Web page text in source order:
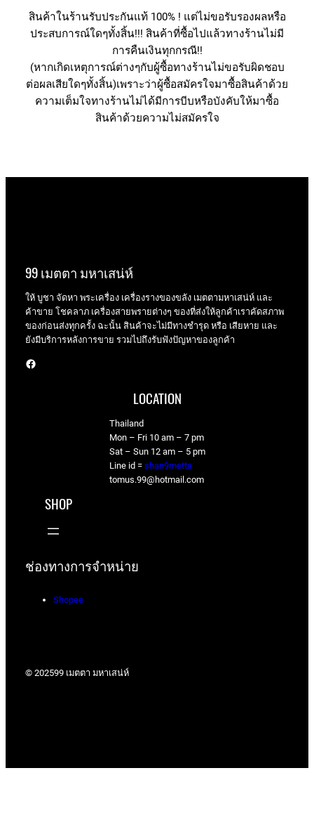
สินค้าในร้านรับประกันแท้ 100% ! แต่ไม่ขอรับรองผลหรือ
ประสบการณ์ใดๆทั้งสิ้น!!! สินค้าที่ซื้อไปแล้วทางร้านไม่มี
การคืนเงินทุกกรณี!!
(หากเกิดเหตุการณ์ต่างๆกับผู้ซื้​อทางร้านไม่ขอรับผิดชอบ
ต่อผลเสียใดๆทั้งสิ้น)เพราะว่าผู้ซื้อสมัครใจมาซื้อสินค้าด้วย
ความเต็มใจทางร้านไม่ได้มีการบีบหรือบังคับให้มาซื้อ
สินค้าด้วยความไม่สมัครใจ
99 เมตตา มหาเสน่ห์
ให้ บูชา จัดหา พระเครื่อง เครื่องรางของขลัง เมตตามหาเสน่ห์ และ
ค้าขาย โชคลาภ เครื่องสายพรายต่างๆ ของที่ส่งให้ลูกค้าเราคัดสภาพ
ของก่อนส่งทุกครั้ง ฉะนั้น สินค้าจะไม่มีทางชำรุด หรือ เสียหาย และ
ยังมีบริการหลังการขาย รวมไปถึงรับฟังปัญหาของลูกค้า
Facebook
LOCATION
Thailand
Mon – Fri 10 am – 7 pm
Sat – Sun 12 am – 5 pm
Line id = shan9metta
tomus.99@hotmail.com
SHOP
ช่องทางการจำหน่าย
Shopee
© 202599 เมตตา มหาเสน่ห์